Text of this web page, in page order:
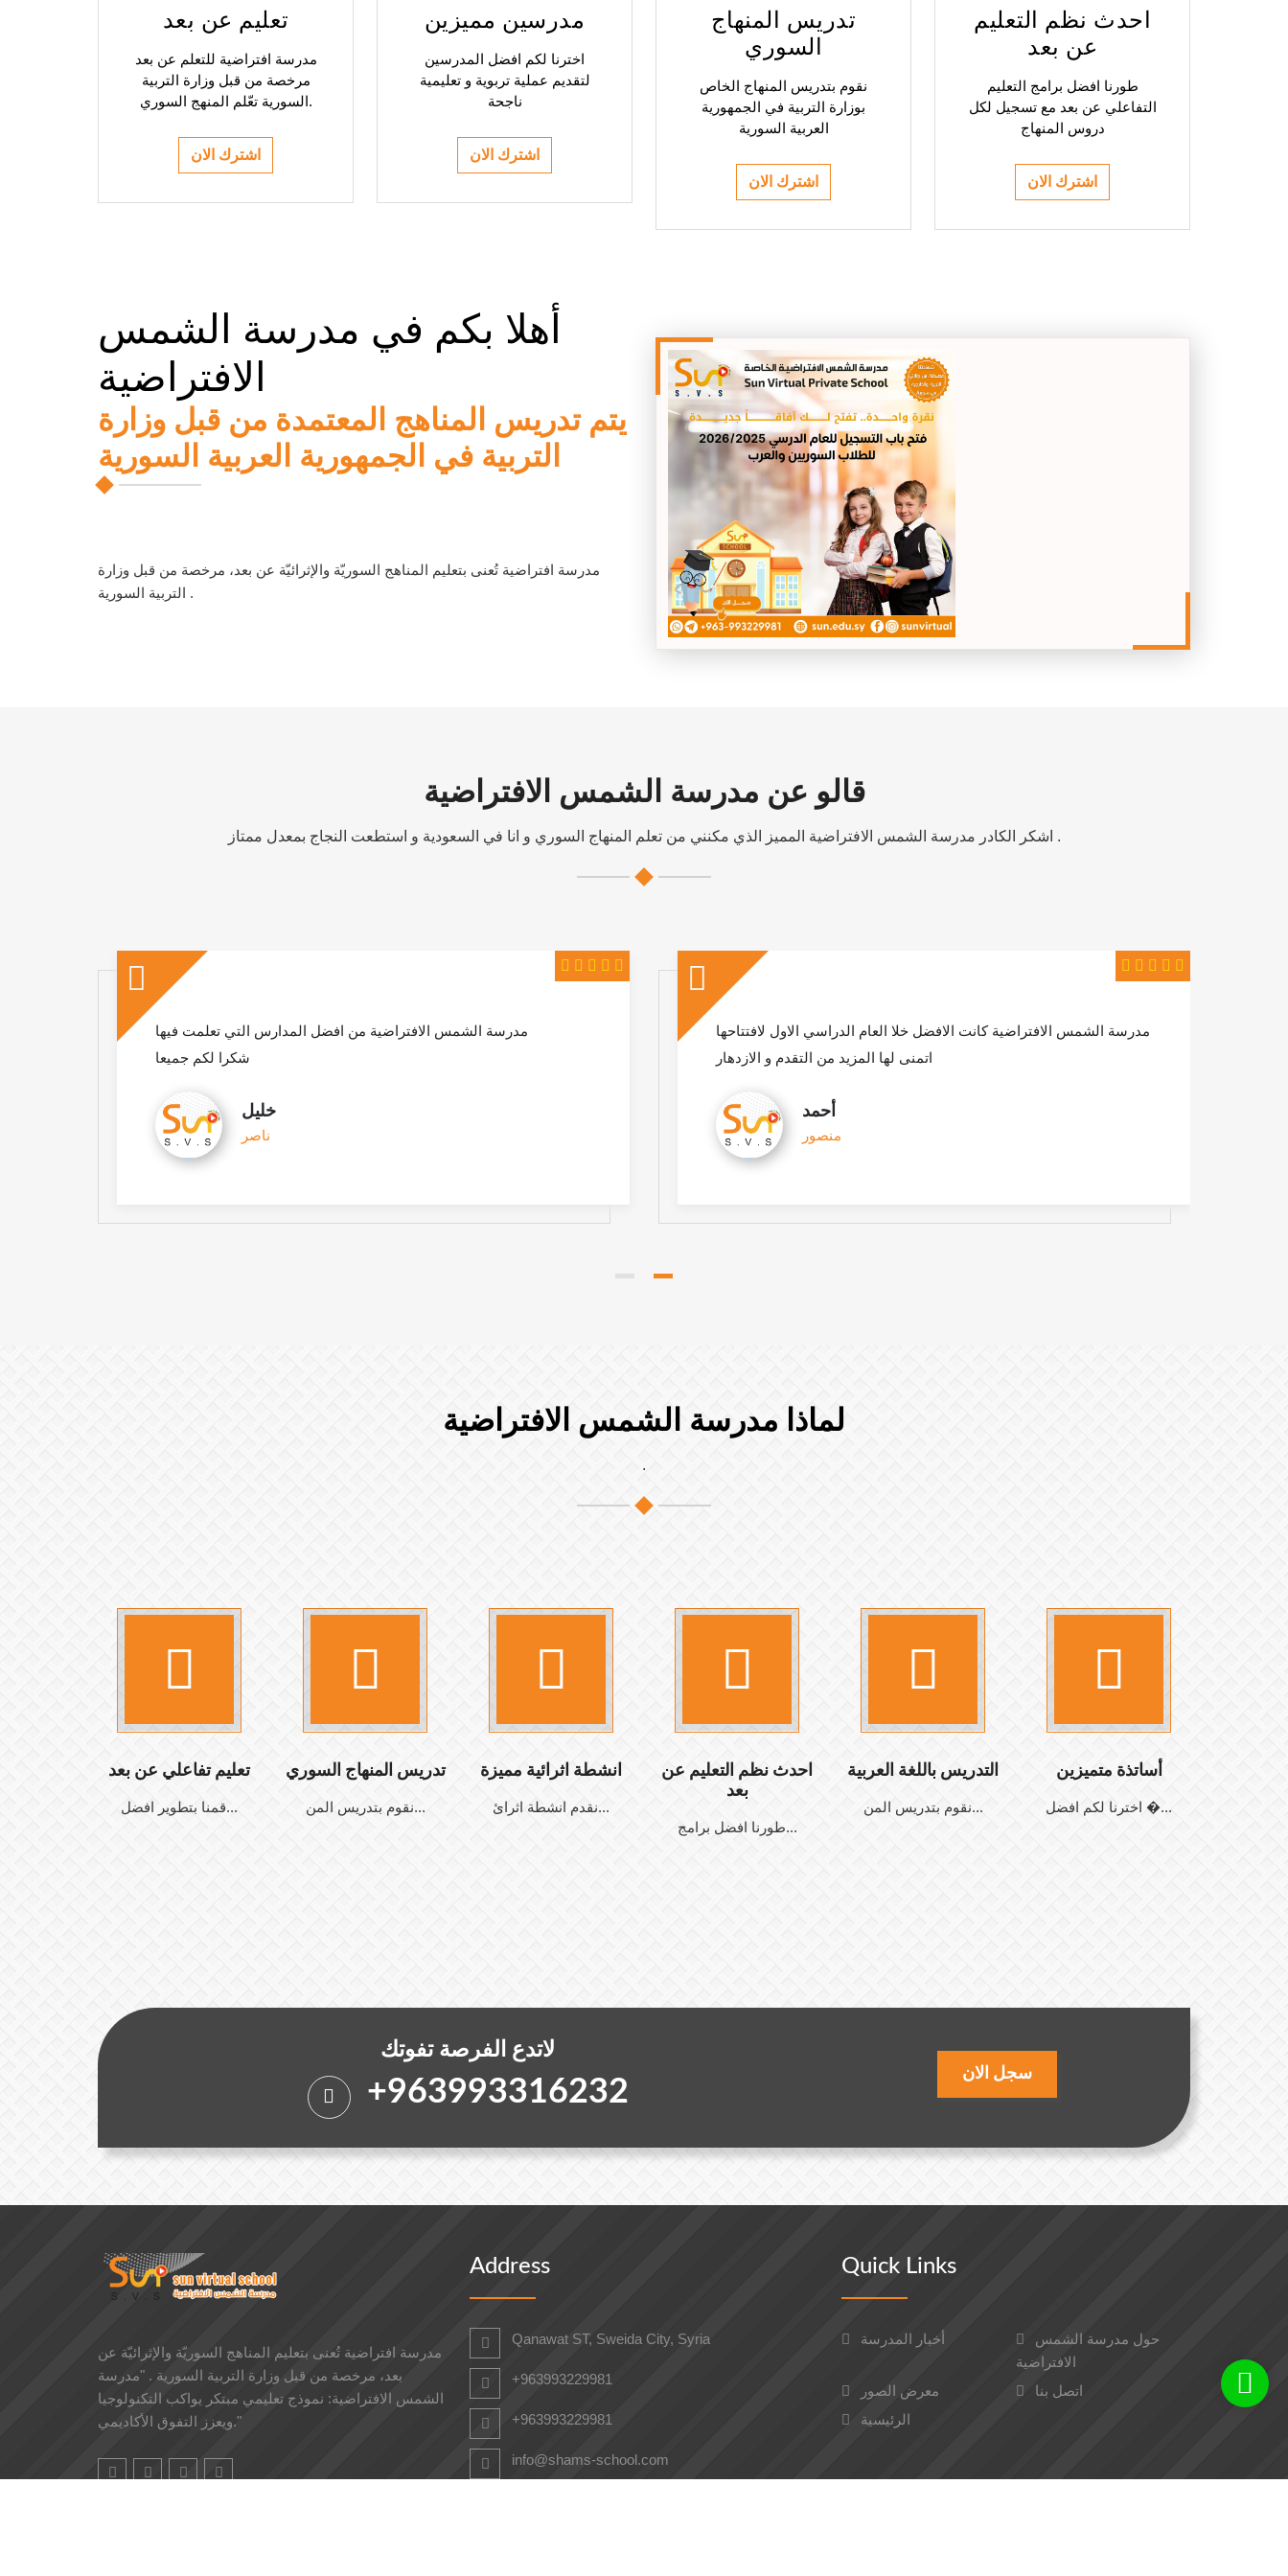
تعليم عن بعد
مدرسة افتراضية للتعلم عن بعد
مرخصة من قبل وزارة التربية
السورية تعّلم المنهج السوري.
اشترك الان
مدرسين مميزين
اخترنا لكم افضل المدرسين
لتقديم عملية تربوية و تعليمية
ناجحة
اشترك الان
تدريس المنهاج
السوري
نقوم بتدريس المنهاج الخاص
بوزارة التربية في الجمهورية
العربية السورية
اشترك الان
احدث نظم التعليم
عن بعد
طورنا افضل برامج التعليم
التفاعلي عن بعد مع تسجيل لكل
دروس المنهاج
اشترك الان
أهلا بكم في مدرسة الشمس
الافتراضية
يتم تدريس المناهج المعتمدة من قبل وزارة
التربية في الجمهورية العربية السورية
مدرسة افتراضية تُعنى بتعليم المناهج السوريّة والإثرائيّة عن بعد، مرخصة من قبل وزارة
التربية السورية .
قالو عن مدرسة الشمس الافتراضية
اشكر الكادر مدرسة الشمس الافتراضية المميز الذي مكنني من تعلم المنهاج السوري و انا في السعودية و استطعت النجاج بمعدل ممتاز .
مدرسة الشمس الافتراضية من افضل المدارس التي تعلمت فيها
شكرا لكم جميعا
خليل
ناصر
مدرسة الشمس الافتراضية كانت الافضل خلا العام الدراسي الاول لافتتاحها
اتمنى لها المزيد من التقدم و الازدهار
أحمد
منصور
لماذا مدرسة الشمس الافتراضية
.
تعليم تفاعلي عن بعد
قمنا بتطوير افضل...
تدريس المنهاج السوري
نقوم بتدريس المن...
انشطة اثرائية مميزة
نقدم انشطة اثرائ...
احدث نظم التعليم عن
بعد
طورنا افضل برامج...
التدريس باللغة العربية
نقوم بتدريس المن...
أساتذة متميزين
اخترنا لكم افضل �...
لاتدع الفرصة تفوتك
+963993316232
سجل الان
مدرسة افتراضية تُعنى بتعليم المناهج السوريّة والإثرائيّة عن
بعد، مرخصة من قبل وزارة التربية السورية . "مدرسة
الشمس الافتراضية: نموذج تعليمي مبتكر يواكب التكنولوجيا
ويعزز التفوق الأكاديمي."
Address
Qanawat ST, Sweida City, Syria
+963993229981
+963993229981
info@shams-school.com
Quick Links
أخبار المدرسة
الافتراضية
معرض الصور
اتصل بنا
الرئيسية